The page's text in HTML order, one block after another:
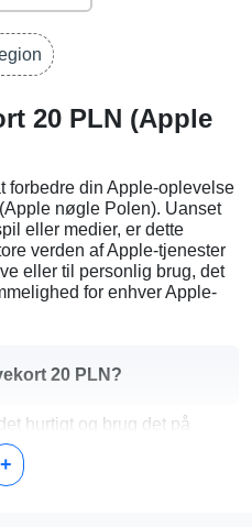
20 PLN (Apple
forbedre din Apple-oplevelse
nøgle Polen). Uanset
eller medier, er dette
verden af Apple-tjenester
eller til personlig brug, det
for enhver Apple-
20 PLN?
hurtigt og brug det på
Store, iTunes Store, Apple
folk i alle aldre, hvilket gør
+